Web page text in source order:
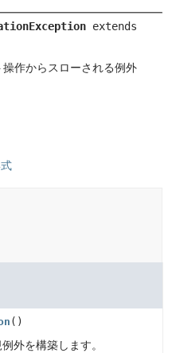
作からスローされる例外
()
外を構築します。